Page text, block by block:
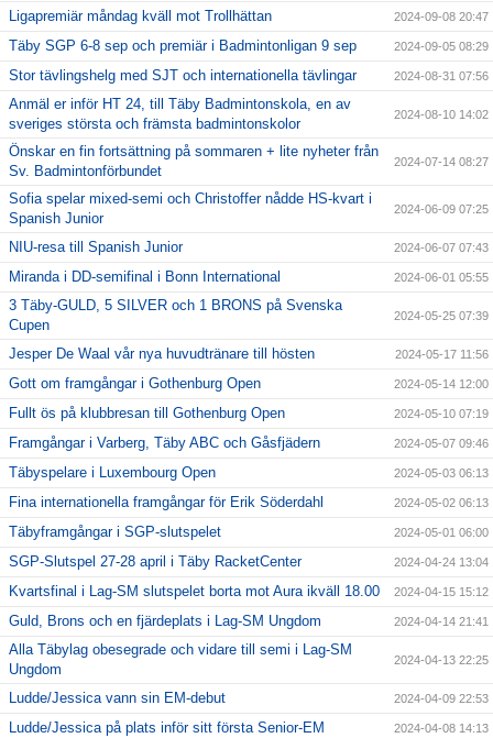
Ligapremiär måndag kväll mot Trollhättan 2024-09-08 20:47
Täby SGP 6-8 sep och premiär i Badmintonligan 9 sep 2024-09-05 08:29
Stor tävlingshelg med SJT och internationella tävlingar 2024-08-31 07:56
Anmäl er inför HT 24, till Täby Badmintonskola, en av
sveriges största och främsta badmintonskolor
2024-08-10 14:02
Önskar en fin fortsättning på sommaren + lite nyheter från
Sv. Badmintonförbundet
2024-07-14 08:27
Sofia spelar mixed-semi och Christoffer nådde HS-kvart i
Spanish Junior
2024-06-09 07:25
NIU-resa till Spanish Junior 2024-06-07 07:43
Miranda i DD-semifinal i Bonn International 2024-06-01 05:55
3 Täby-GULD, 5 SILVER och 1 BRONS på Svenska
Cupen
2024-05-25 07:39
Jesper De Waal vår nya huvudtränare till hösten 2024-05-17 11:56
Gott om framgångar i Gothenburg Open 2024-05-14 12:00
Fullt ös på klubbresan till Gothenburg Open 2024-05-10 07:19
Framgångar i Varberg, Täby ABC och Gåsfjädern 2024-05-07 09:46
Täbyspelare i Luxembourg Open 2024-05-03 06:13
Fina internationella framgångar för Erik Söderdahl 2024-05-02 06:13
Täbyframgångar i SGP-slutspelet 2024-05-01 06:00
SGP-Slutspel 27-28 april i Täby RacketCenter 2024-04-24 13:04
Kvartsfinal i Lag-SM slutspelet borta mot Aura ikväll 18.00 2024-04-15 15:12
Guld, Brons och en fjärdeplats i Lag-SM Ungdom 2024-04-14 21:41
Alla Täbylag obesegrade och vidare till semi i Lag-SM
Ungdom
2024-04-13 22:25
Ludde/Jessica vann sin EM-debut 2024-04-09 22:53
Ludde/Jessica på plats inför sitt första Senior-EM 2024-04-08 14:13